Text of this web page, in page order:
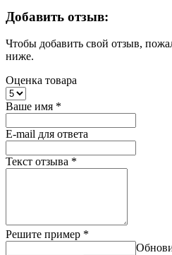
Добавить отзыв:
Чтобы добавить свой отзыв,
ниже.
Оценка товара
Ваше имя *
E-mail для ответа
Текст отзыва *
Решите пример *